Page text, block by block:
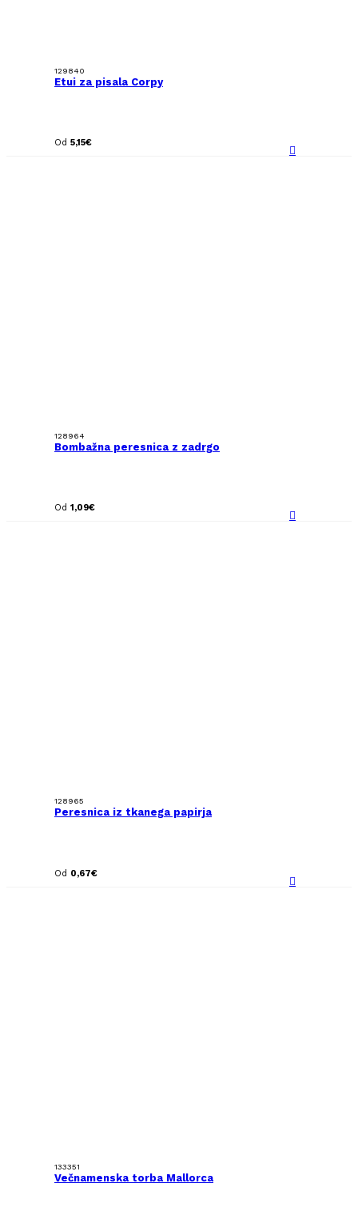
129840
Etui za pisala Corpy
Od 5,15€
128964
Bombažna peresnica z zadrgo
Od 1,09€
128965
Peresnica iz tkanega papirja
Od 0,67€
133351
Večnamenska torba Mallorca